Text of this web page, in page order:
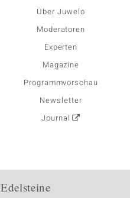
Über Juwelo
Moderatoren
Experten
Magazine
Programmvorschau
Newsletter
Journal
Edelsteine